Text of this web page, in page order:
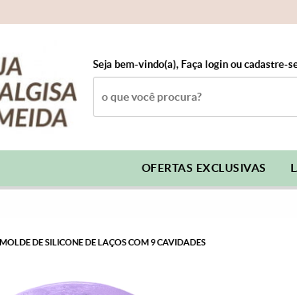
Seja bem-vindo(a), Faça login ou cadastre-
OFERTAS EXCLUSIVAS
MOLDE DE SILICONE DE LAÇOS COM 9 CAVIDADES